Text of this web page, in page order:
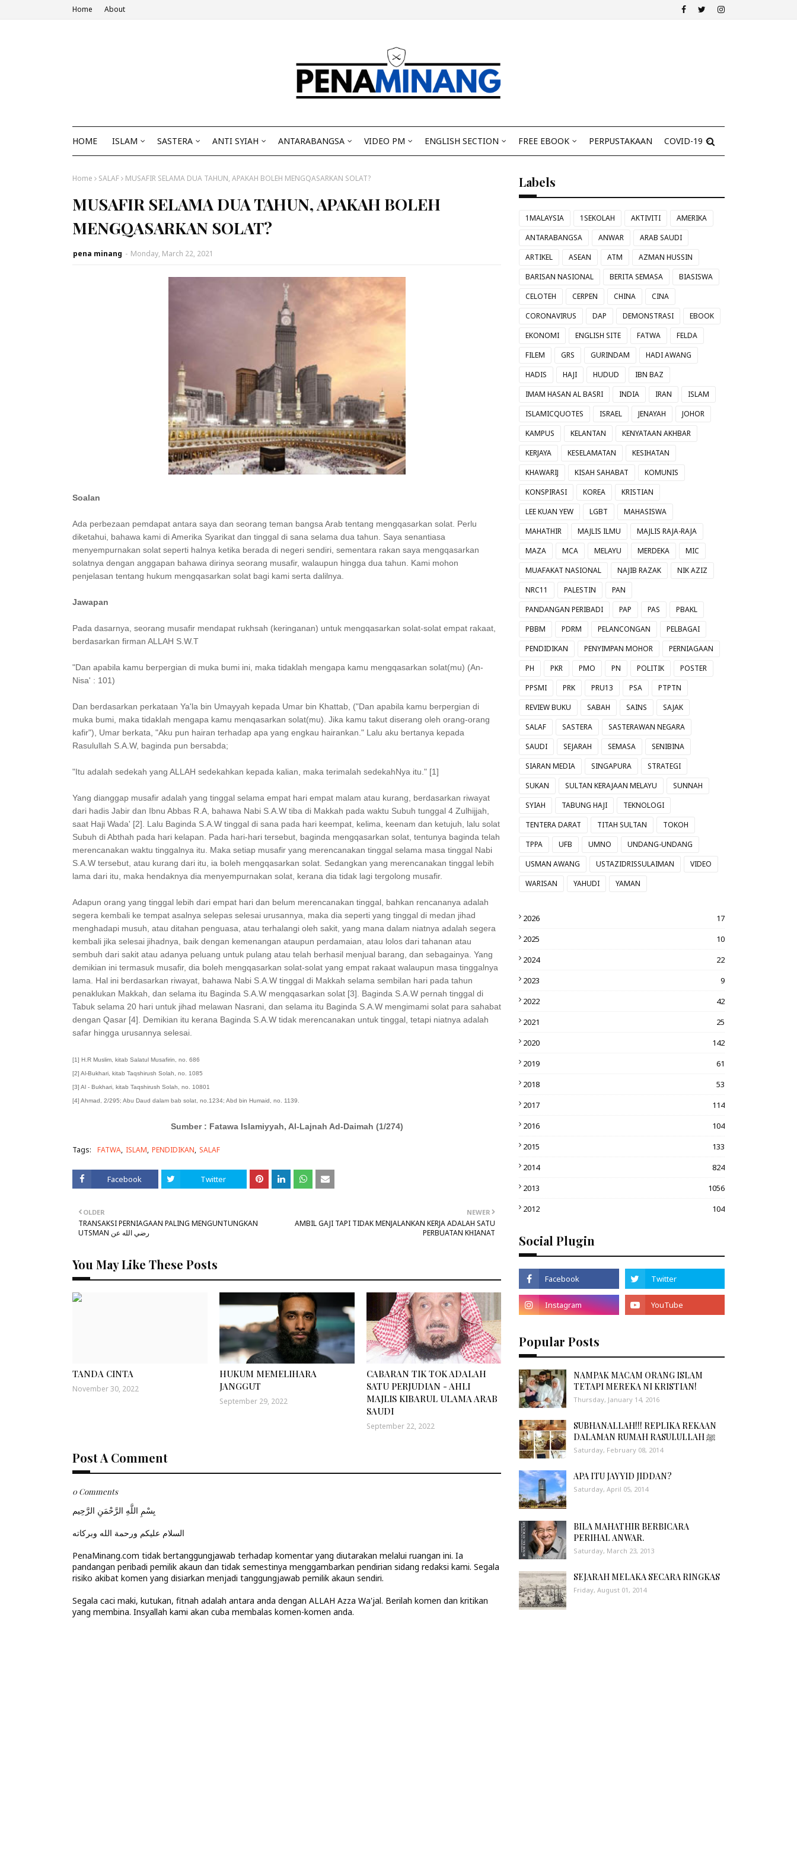
Home About
HOME ISLAM SASTERA ANTI SYIAH ANTARABANGSA VIDEO PM ENGLISH SECTION FREE EBOOK PERPUSTAKAAN COVID-19
Home SALAF MUSAFIR SELAMA DUA TAHUN, APAKAH BOLEH MENGQASARKAN SOLAT?
MUSAFIR SELAMA DUA TAHUN, APAKAH BOLEH
MENGQASARKAN SOLAT?
pena minang - Monday, March 22, 2021
Soalan
Ada perbezaan pemdapat antara saya dan seorang teman bangsa Arab tentang mengqasarkan solat. Perlu
diketahui, bahawa kami di Amerika Syarikat dan tinggal di sana selama dua tahun. Saya senantiasa
menyempurnakan solat seperti halnya ketika berada di negeri sendiri, sementara rakan saya mengqasarkan
solatnya dengan anggapan bahawa dirinya seorang musafir, walaupun hingga dua tahun. Kami mohon
penjelasan tentang hukum mengqasarkan solat bagi kami serta dalilnya.
Jawapan
Pada dasarnya, seorang musafir mendapat rukhsah (keringanan) untuk mengqasarkan solat-solat empat rakaat,
berdasarkan firman ALLAH S.W.T
"Dan apabila kamu berpergian di muka bumi ini, maka tidaklah mengapa kamu mengqasarkan solat(mu) (An-
Nisa' : 101)
Dan berdasarkan perkataan Ya'la bin Umayyah kepada Umar bin Khattab, ("Dan apabila kamu berpergian di
muka bumi, maka tidaklah mengapa kamu menqasarkan solat(mu). Jika kamu takut diserang oleh orang-orang
kafir"), Umar berkata, "Aku pun hairan terhadap apa yang engkau hairankan." Lalu aku bertanya kepada
Rasulullah S.A.W, baginda pun bersabda;
"Itu adalah sedekah yang ALLAH sedekahkan kepada kalian, maka terimalah sedekahNya itu." [1]
Yang dianggap musafir adalah yang tinggal selama empat hari empat malam atau kurang, berdasarkan riwayat
dari hadis Jabir dan Ibnu Abbas R.A, bahawa Nabi S.A.W tiba di Makkah pada waktu Subuh tunggal 4 Zulhijjah,
saat Haji Wada' [2]. Lalu Baginda S.A.W tinggal di sana pada hari keempat, kelima, keenam dan ketujuh, lalu solat
Subuh di Abthah pada hari kelapan. Pada hari-hari tersebut, baginda mengqasarkan solat, tentunya baginda telah
merencanakan waktu tinggalnya itu. Maka setiap musafir yang merencanakan tinggal selama masa tinggal Nabi
S.A.W tersebut, atau kurang dari itu, ia boleh mengqasarkan solat. Sedangkan yang merencanakan tinggal lebih
lama dari itu, maka hendaknya dia menyempurnakan solat, kerana dia tidak lagi tergolong musafir.
Adapun orang yang tinggal lebih dari empat hari dan belum merencanakan tinggal, bahkan rencananya adalah
segera kembali ke tempat asalnya selepas selesai urusannya, maka dia seperti yang tinggal di medan jihad
menghadapi musuh, atau ditahan penguasa, atau terhalangi oleh sakit, yang mana dalam niatnya adalah segera
kembali jika selesai jihadnya, baik dengan kemenangan ataupun perdamaian, atau lolos dari tahanan atau
sembuh dari sakit atau adanya peluang untuk pulang atau telah berhasil menjual barang, dan sebagainya. Yang
demikian ini termasuk musafir, dia boleh mengqasarkan solat-solat yang empat rakaat walaupun masa tinggalnya
lama. Hal ini berdasarkan riwayat, bahawa Nabi S.A.W tinggal di Makkah selama sembilan hari pada tahun
penaklukan Makkah, dan selama itu Baginda S.A.W mengqasarkan solat [3]. Baginda S.A.W pernah tinggal di
Tabuk selama 20 hari untuk jihad melawan Nasrani, dan selama itu Baginda S.A.W mengimami solat para sahabat
dengan Qasar [4]. Demikian itu kerana Baginda S.A.W tidak merencanakan untuk tinggal, tetapi niatnya adalah
safar hingga urusannya selesai.
[1] H.R Muslim, kitab Salatul Musafirin, no. 686
[2] Al-Bukhari, kitab Taqshirush Solah, no. 1085
[3] Al - Bukhari, kitab Taqshirush Solah, no. 10801
[4] Ahmad, 2/295; Abu Daud dalam bab solat, no.1234; Abd bin Humaid, no. 1139.
Sumber : Fatawa Islamiyyah, Al-Lajnah Ad-Daimah (1/274)
Tags: FATWA ISLAM PENDIDIKAN SALAF
Facebook Twitter
NEWER
AMBIL GAJI TAPI TIDAK MENJALANKAN KERJA ADALAH SATU
PERBUATAN KHIANAT
OLDER
TRANSAKSI PERNIAGAAN PALING MENGUNTUNGKAN
UTSMAN رضي الله عن
You May Like These Posts
TANDA CINTA
November 30, 2022
HUKUM MEMELIHARA
JANGGUT
September 29, 2022
CABARAN TIK TOK ADALAH
SATU PERJUDIAN - AHLI
MAJLIS KIBARUL ULAMA ARAB
SAUDI
September 22, 2022
Post A Comment
0 Comments
بِسْمِ اللَّهِ الرَّحْمَنِ الرَّحِيم
السلام عليكم ورحمة الله وبركاته
PenaMinang.com tidak bertanggungjawab terhadap komentar yang diutarakan melalui ruangan ini. Ia
pandangan peribadi pemilik akaun dan tidak semestinya menggambarkan pendirian sidang redaksi kami. Segala
risiko akibat komen yang disiarkan menjadi tanggungjawab pemilik akaun sendiri.
Segala caci maki, kutukan, fitnah adalah antara anda dengan ALLAH Azza Wa'jal. Berilah komen dan kritikan
yang membina. Insyallah kami akan cuba membalas komen-komen anda.
Labels
1MALAYSIA 1SEKOLAH AKTIVITI
AMERIKA
ANTARABANGSA
ANWAR
ARAB SAUDI
ARTIKEL
ASEAN ATM
AZMAN HUSSIN
BARISAN NASIONAL
BERITA SEMASA
BIASISWA
CELOTEH
CERPEN CHINA
CINA
CORONAVIRUS
DAP DEMONSTRASI
EBOOK
EKONOMI
ENGLISH SITE FATWA
FELDA
FILEM
GRS GURINDAM
HADI AWANG
HADIS
HAJI HUDUD
IBN BAZ
IMAM HASAN AL BASRI
INDIA IRAN
ISLAM
ISLAMICQUOTES
ISRAEL JENAYAH
JOHOR
KAMPUS
KELANTAN
KENYATAAN AKHBAR
KERJAYA
KESELAMATAN
KESIHATAN
KHAWARIJ
KISAH SAHABAT
KOMUNIS
KONSPIRASI
KOREA
KRISTIAN
LEE KUAN YEW
LGBT
MAHASISWA
MAHATHIR
MAJLIS ILMU
MAJLIS RAJA-RAJA
MAZA
MCA MELAYU MERDEKA
MIC
MUAFAKAT NASIONAL
NAJIB RAZAK
NIK AZIZ
NRC11
PALESTIN
PAN
PANDANGAN PERIBADI
PAP PAS
PBAKL
PBBM
PDRM PELANCONGAN
PELBAGAI
PENDIDIKAN
PENYIMPAN MOHOR
PERNIAGAAN
PH
PKR PMO PN POLITIK
POSTER
PPSMI
PRK PRU13 PSA
PTPTN
REVIEW BUKU
SABAH SAINS
SAJAK
SALAF
SASTERA
SASTERAWAN NEGARA
SAUDI
SEJARAH SEMASA
SENIBINA
SIARAN MEDIA
SINGAPURA
STRATEGI
SUKAN
SULTAN KERAJAAN MELAYU
SUNNAH
SYIAH
TABUNG HAJI
TEKNOLOGI
TENTERA DARAT
TITAH SULTAN
TOKOH
TPPA
UFB UMNO
UNDANG-UNDANG
USMAN AWANG
USTAZIDRISSULAIMAN
VIDEO
WARISAN
YAHUDI YAMAN
2026
17
2025
10
2024
22
2023
9
2022
42
2021
25
2020
142
2019
61
2018
53
2017
114
2016
104
2015
133
2014
824
2013
1056
2012
104
Social Plugin
Popular Posts
NAMPAK MACAM ORANG ISLAM
TETAPI MEREKA NI KRISTIAN!
Thursday, January 14, 2016
SUBHANALLAH!!! REPLIKA REKAAN
DALAMAN RUMAH RASULULLAH ﷺ
Saturday, February 08, 2014
APA ITU JAYYID JIDDAN?
Saturday, April 05, 2014
BILA MAHATHIR BERBICARA
PERIHAL ANWAR.
Saturday, March 23, 2013
SEJARAH MELAKA SECARA RINGKAS
Friday, August 01, 2014